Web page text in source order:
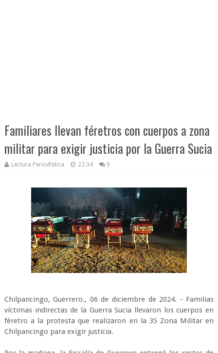
Familiares llevan féretros con cuerpos a zona
militar para exigir justicia por la Guerra Sucia
Lectura Periodística 22:34 0
Chilpancingo, Guerrero., 06 de diciembre de 2024. - Familias
víctimas indirectas de la Guerra Sucia llevaron los cuerpos en
féretro a la protesta que realizaron en la 35 Zona Militar en
Chilpancingo para exigir justicia.